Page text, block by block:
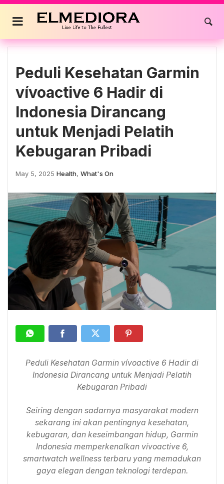
Skip
content
Peduli Kesehatan Garmin
vívoactive 6 Hadir di
Indonesia Dirancang
untuk Menjadi Pelatih
Kebugaran Pribadi
May 5, 2025 Health, What's On
Peduli Kesehatan Garmin vívoactive 6 Hadir di
Indonesia Dirancang untuk Menjadi Pelatih
Kebugaran Pribadi
Seiring dengan sadarnya masyarakat modern
sekarang ini akan pentingnya kesehatan,
kebugaran, dan keseimbangan hidup, Garmin
Indonesia memperkenalkan vívoactive 6,
smartwatch wellness terbaru yang memadukan
gaya elegan dengan teknologi terdepan.